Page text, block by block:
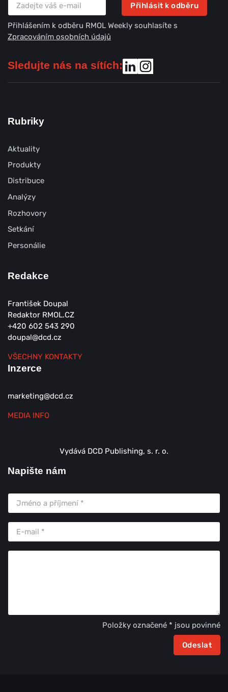
Přihlásit k odběru
Přihlášením k odběru RMOL Weekly souhlasíte s
Zpracováním osobních údajů
Sledujte nás na sítích:
Rubriky
Aktuality
Produkty
Distribuce
Analýzy
Rozhovory
Setkání
Personálie
Redakce
František Doupal
Redaktor RMOL.CZ
+420 602 543 290
doupal@dcd.cz
VŠECHNY KONTAKTY
Inzerce
marketing@dcd.cz
MEDIA INFO
Vydává DCD Publishing, s. r. o.
Napište nám
Položky označené * jsou povinné